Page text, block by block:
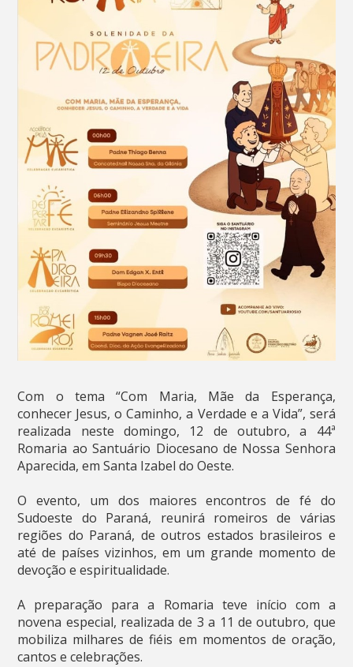
Com o tema “Com Maria, Mãe da Esperança,
conhecer Jesus, o Caminho, a Verdade e a Vida”, será
realizada neste domingo, 12 de outubro, a 44ª
Romaria ao Santuário Diocesano de Nossa Senhora
Aparecida, em Santa Izabel do Oeste.
O evento, um dos maiores encontros de fé do
Sudoeste do Paraná, reunirá romeiros de várias
regiões do Paraná, de outros estados brasileiros e
até de países vizinhos, em um grande momento de
devoção e espiritualidade.
A preparação para a Romaria teve início com a
novena especial, realizada de 3 a 11 de outubro, que
mobiliza milhares de fiéis em momentos de oração,
cantos e celebrações.